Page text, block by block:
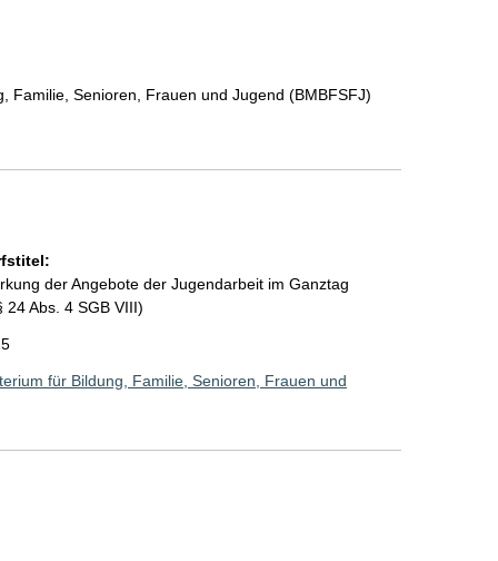
Familie, Senioren, Frauen und Jugend (BMBFSFJ)
der Angebote der Jugendarbeit im Ganztag
Abs. 4 SGB VIII)
für Bildung, Familie, Senioren, Frauen und